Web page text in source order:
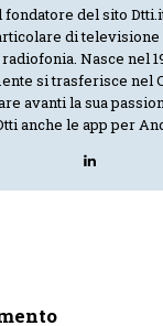
del sito
di
Nasce nel
si trasferisce nel
avanti la sua
anche le app per